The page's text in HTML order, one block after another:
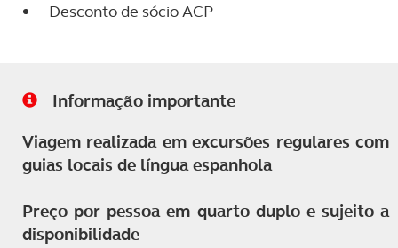
Desconto de sócio ACP
Informação importante
Viagem realizada em excursões regulares com
guias locais de língua espanhola
Preço por pessoa em quarto duplo e sujeito a
disponibilidade